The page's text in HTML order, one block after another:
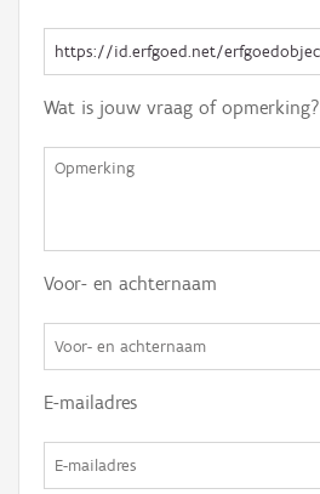
Wat is jouw vraag of opmerking?
Voor- en achternaam
E-mailadres